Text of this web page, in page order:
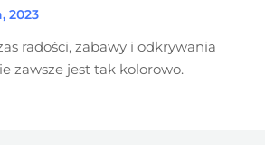
2023
radości, zabawy i odkrywania
zawsze jest tak kolorowo.